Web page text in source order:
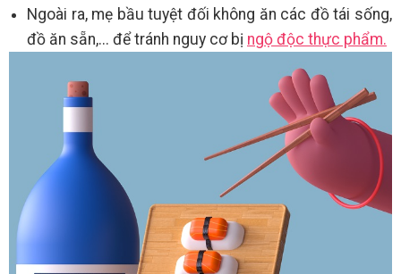
Ngoài ra, mẹ bầu tuyệt đối không ăn các đồ tái sống,
đồ ăn sẵn,... để tránh nguy cơ bị ngộ độc thực phẩm.